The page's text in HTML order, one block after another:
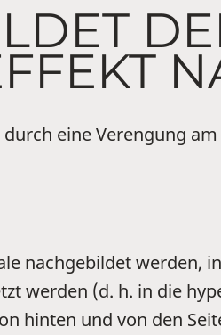
eine Verengung
nachgebildet werden,
werden (d. h. in die
hinten und von den